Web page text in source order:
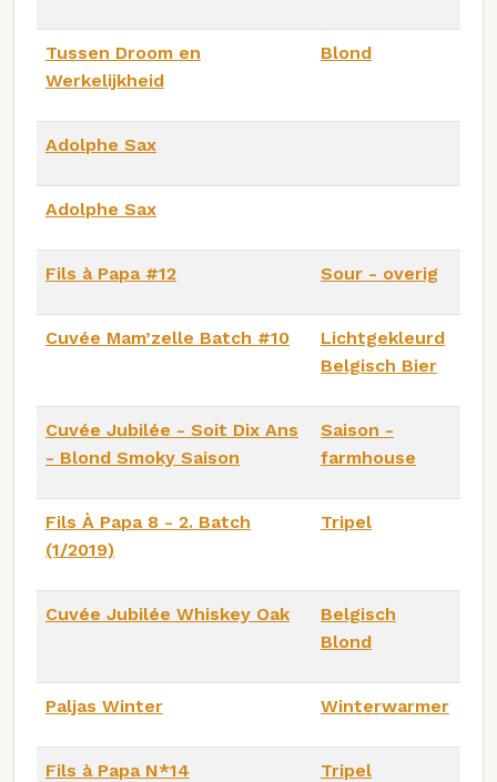
Tussen Droom en
Werkelijkheid
Blond
Adolphe Sax
Adolphe Sax
Fils à Papa #12 Sour - overig
Cuvée Mam’zelle Batch #10
Lichtgekleurd
Belgisch Bier
Cuvée Jubilée - Soit Dix Ans
- Blond Smoky Saison
Saison -
farmhouse
Fils À Papa 8 - 2. Batch
(1/2019)
Tripel
Cuvée Jubilée Whiskey Oak
Belgisch
Blond
Paljas Winter Winterwarmer
Fils à Papa N*14 Tripel